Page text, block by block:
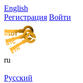
English
Регистрация Войти
ru
Русский